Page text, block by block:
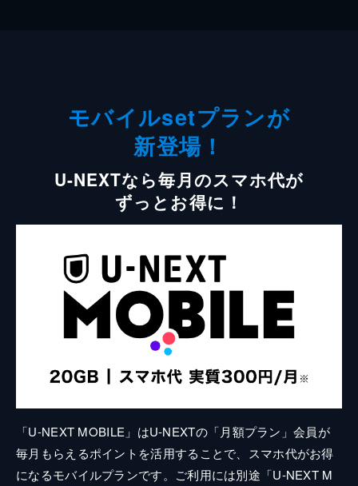
モバイルsetプランが
新登場！
U-NEXTなら毎月のスマホ代が
ずっとお得に！
「U-NEXT MOBILE」はU-NEXTの「月額プラン」会員が
毎月もらえるポイントを活用することで、スマホ代がお得
になるモバイルプランです。ご利用には別途「U-NEXT M